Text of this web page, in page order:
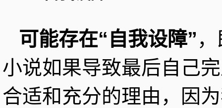
可能存在“自我设障”
小说如果导致最后自己
合适和充分的理由，因